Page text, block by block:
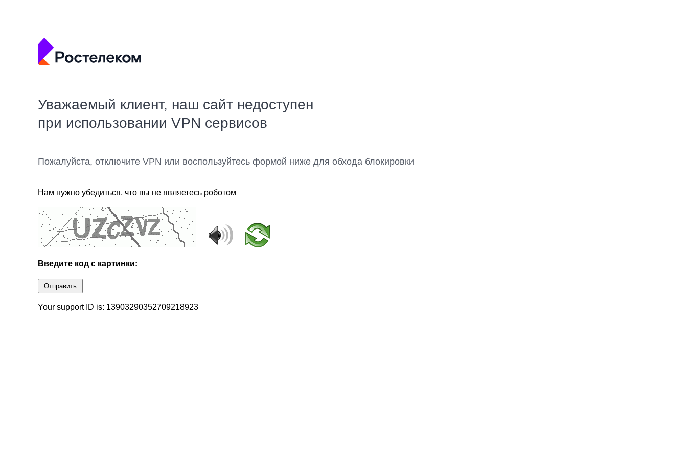
Уважаемый клиент, наш сайт недоступен
при использовании VPN сервисов
Пожалуйста, отключите VPN или воспользуйтесь формой ниже для обхода блокировки
Нам нужно убедиться, что вы не являетесь роботом
Введите код с картинки:
Отправить
Your support ID is: 13903290352709218923